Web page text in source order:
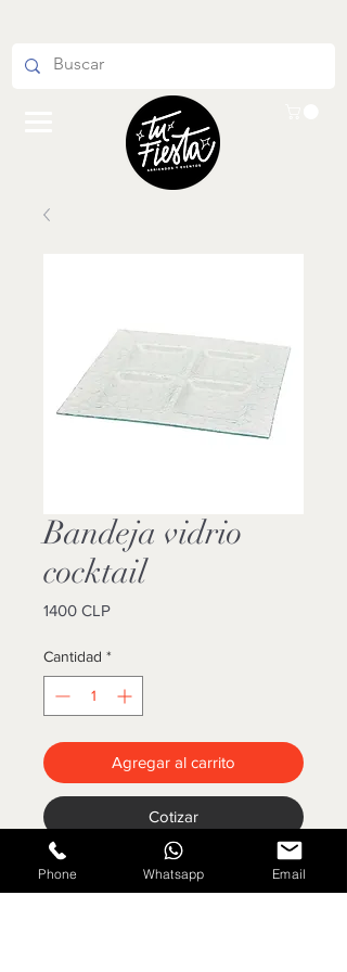
Bandeja vidrio
cocktail
1400 CLPPrecio
Cantidad *
Agregar al carrito
Cotizar
Bandeja cuadrada 36x36 cm. 4
Phone Whatsapp Email